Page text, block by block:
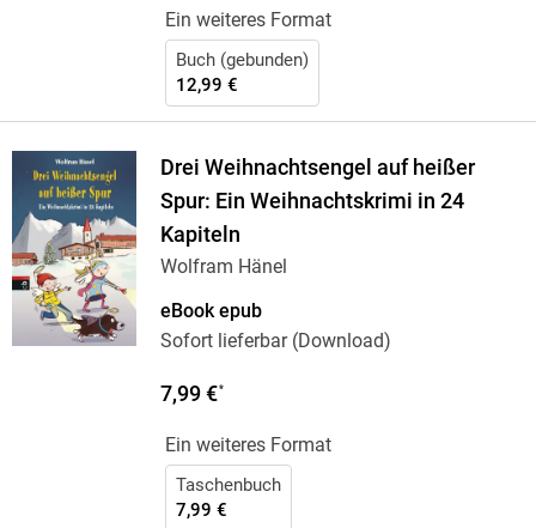
Ein weiteres Format
Buch (gebunden)
12,99 €
Drei Weihnachtsengel auf heißer
Spur: Ein Weihnachtskrimi in 24
Kapiteln
Wolfram Hänel
eBook epub
Sofort lieferbar (Download)
7,99 €*
Ein weiteres Format
Taschenbuch
7,99 €